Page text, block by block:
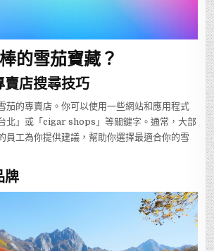
指
南
大
公
開！
的雪茄寶藏？
賣店搜尋技巧
茄的專賣店。你可以使用一些網站和應用程式
北」或「cigar shops」等關鍵字。通常，大部
員工為你提供建議，幫助你選擇最適合你的雪
牌